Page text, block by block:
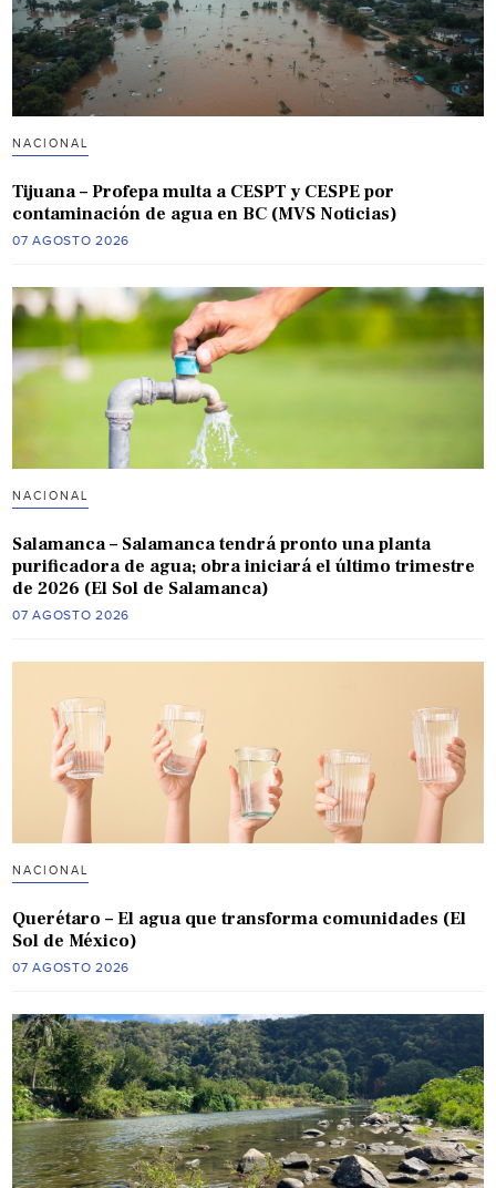
NACIONAL
Tijuana – Profepa multa a CESPT y CESPE por
contaminación de agua en BC (MVS Noticias)
07 AGOSTO 2026
NACIONAL
Salamanca – Salamanca tendrá pronto una planta
purificadora de agua; obra iniciará el último trimestre
de 2026 (El Sol de Salamanca)
07 AGOSTO 2026
NACIONAL
Querétaro – El agua que transforma comunidades (El
Sol de México)
07 AGOSTO 2026